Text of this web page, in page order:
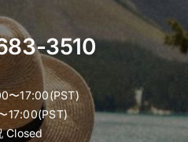
3510
〜17:00(PST)
17:00(PST)
Closed